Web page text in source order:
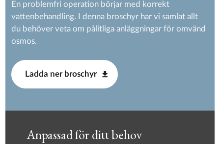
En problemfri operation börjar med korrekt
vattenbehandling. I denna broschyr har vi samlat allt
du behöver veta om pålitliga anläggningar för omvänd
osmos.
Ladda ner broschyr
Anpassad för ditt behov